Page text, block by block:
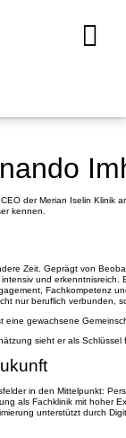
der Merian Iselin
kennen.
Zeit. Geprägt von
und
Fachkompetenz
nur beruflich verbunden,
eine gewachsene
sieht er als
in den Mittelpunkt:
als Fachklinik mit hoher
unterstützt durch